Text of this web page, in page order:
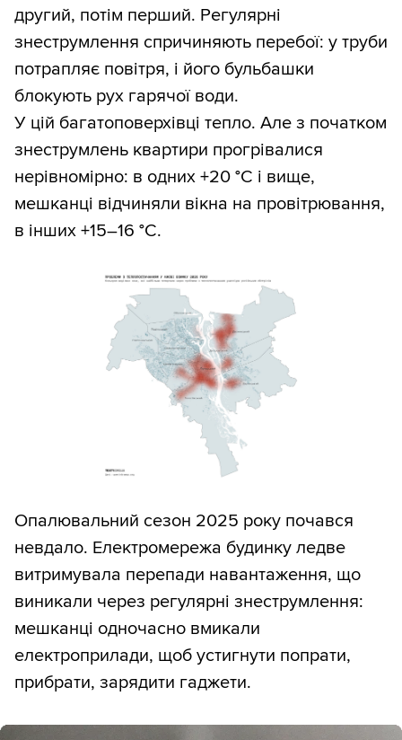
другий, потім перший. Регулярні
знеструмлення спричиняють перебої: у труби
потрапляє повітря, і його бульбашки
блокують рух гарячої води.
У цій багатоповерхівці тепло. Але з початком
знеструмлень квартири прогрівалися
нерівномірно: в одних +20 °С і вище,
мешканці відчиняли вікна на провітрювання,
в інших +15–16 °С.
Опалювальний сезон 2025 року почався
невдало. Електромережа будинку ледве
витримувала перепади навантаження, що
виникали через регулярні знеструмлення:
мешканці одночасно вмикали
електроприлади, щоб устигнути попрати,
прибрати, зарядити гаджети.